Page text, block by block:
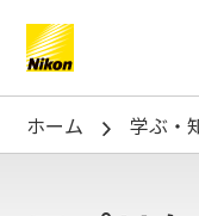
Search
ホーム 学ぶ・